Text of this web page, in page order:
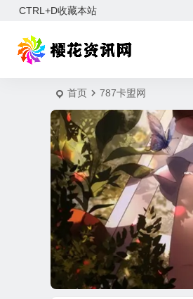
CTRL+D收藏本站
首页 787卡盟网